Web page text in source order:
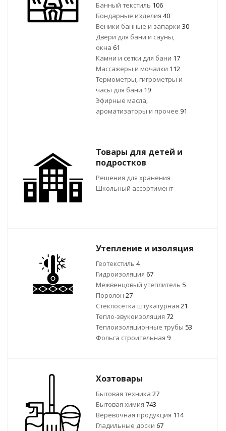
Банный текстиль 106
Бондарные изделия 40
Веники банные и запарки 30
Двери для бани и сауны,
окна 61
Камни и сетки для бани 17
Массажеры и мочалки 112
Термометры, гигрометры и
часы для бани 19
Эфирные масла,
ароматизаторы и прочее 91
Товары для детей и
подростков
Решения для хранения
Школьный ассортимент
Утепление и изоляция
Геотекстиль 4
Гидроизоляция 67
Межвенцовый утеплитель 5
Поролон 27
Стеклосетка штукатурная 21
Тепло-звукоизоляция 72
Теплоизоляционные трубы 53
Фольга строительная 9
Хозтовары
Бытовая техника 27
Бытовая химия 743
Веревочная продукция 114
Гладильные доски 67